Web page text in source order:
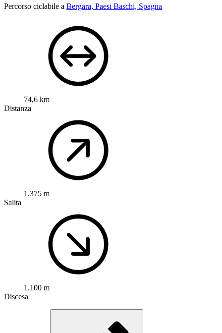
Percorso ciclabile a Bergara, Paesi Baschi, Spagna
74,6 km
Distanza
1.375 m
Salita
1.100 m
Discesa